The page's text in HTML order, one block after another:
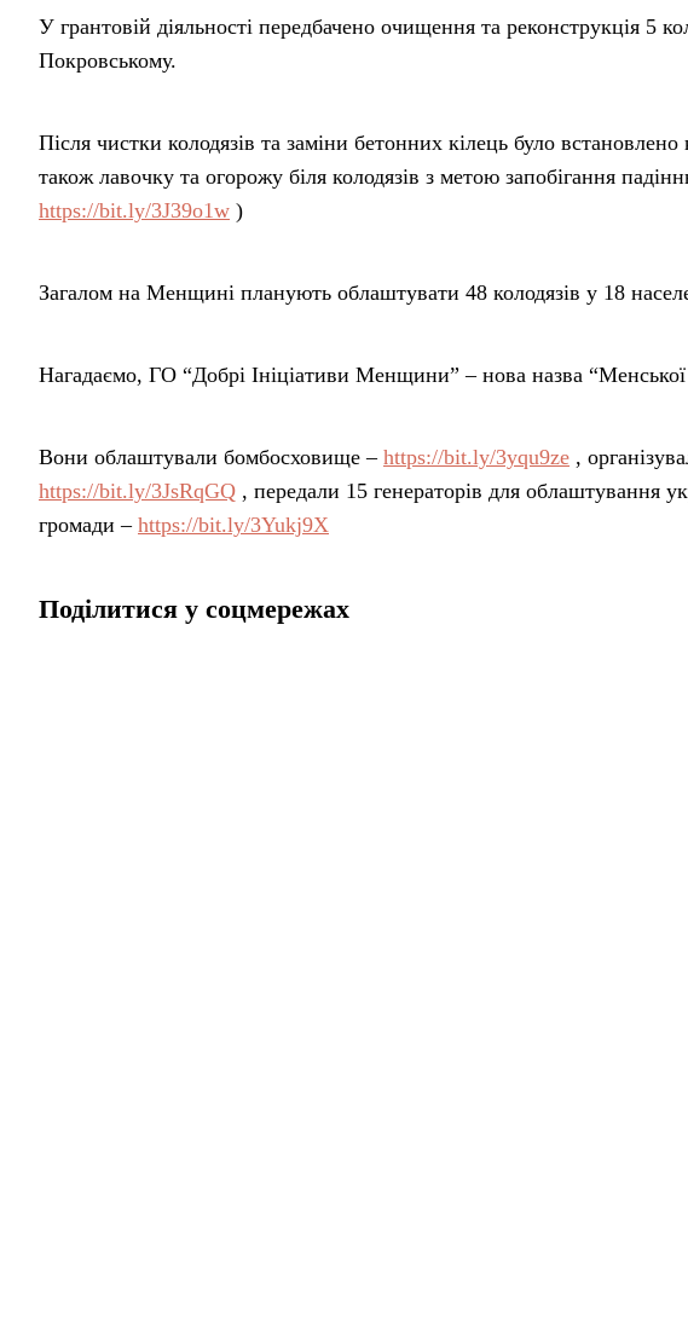
У грантовій діяльності передбачено очищення та реконструкція 5
Покровському.
Після чистки колодязів та заміни бетонних кілець було
також лавочку та огорожу біля колодязів з метою запобігання
https://bit.ly/3J39o1w )
Загалом на Менщині планують облаштувати 48 колодязів у 18
Нагадаємо, ГО “Добрі Ініціативи Менщини” – нова назва
Вони облаштували бомбосховище – https://bit.ly/3yqu9ze ,
https://bit.ly/3JsRqGQ , передали 15 генераторів для облаштування
громади – https://bit.ly/3Yukj9X
Поділитися у соцмережах